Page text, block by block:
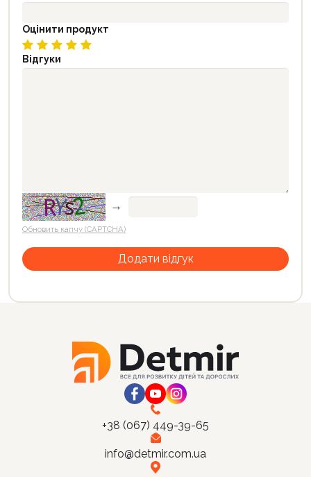
Оцінити продукт
Відгуки
→
Обновить капчу (CAPTCHA)
+38 (067) 449-39-65
info@detmir.com.ua